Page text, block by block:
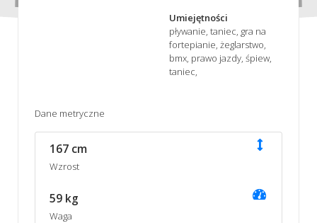
Umiejętności
pływanie, taniec, gra na
fortepianie, żeglarstwo,
bmx, prawo jazdy, śpiew,
taniec,
Dane metryczne
167 cm
Wzrost
59 kg
Waga